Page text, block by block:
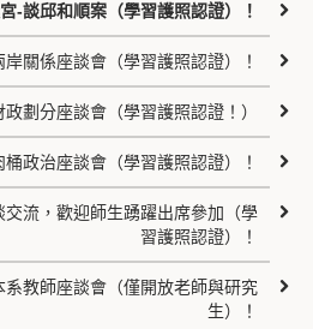
-談邱和順案（學習護照認證）！
關係座談會（學習護照認證）！
劃分座談會（學習護照認證！）
政治座談會（學習護照認證）！
流，歡迎師生踴躍出席參加（學
習護照認證）！
教師座談會（僅開放老師與研究
生）！